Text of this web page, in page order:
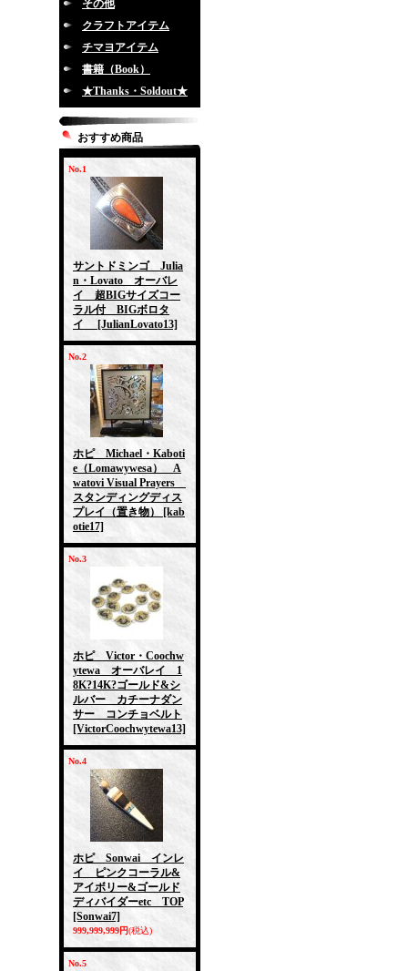
その他
クラフトアイテム
チマヨアイテム
書籍（Book）
★Thanks・Soldout★
おすすめ商品
No.1
サントドミンゴ Julia
n・Lovato オーバレ
イ 超BIGサイズコー
ラル付 BIGボロタ
イ
[JulianLovato13]
No.2
ホピ Michael・Kaboti
e（Lomawywesa） A
watovi Visual Prayers
スタンディングディス
プレイ（置き物）
[kab
otie17]
No.3
ホピ Victor・Coochw
ytewa オーバレイ 1
8K?14K?ゴールド&シ
ルバー カチーナダン
サー コンチョベルト
[VictorCoochwytewa13]
No.4
ホピ Sonwai インレ
イ ピンクコーラル&
アイボリー&ゴールド
ディバイダーetc TOP
[Sonwai7]
999,999,999円(税込)
No.5